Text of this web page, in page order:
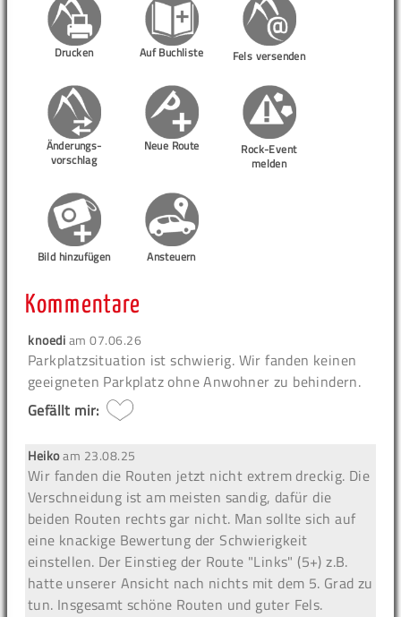
Drucken Auf Buchliste Fels versenden
Änderungs-
vorschlag
Neue Route
Rock-Event
melden
Bild hinzufügen Ansteuern
Kommentare
knoediam07.06.26
Parkplatzsituation ist schwierig. Wir fanden keinen
geeigneten Parkplatz ohne Anwohner zu behindern.
Gefällt mir:
Heikoam 23.08.25
Wir fanden die Routen jetzt nicht extrem dreckig. Die
Verschneidung ist am meisten sandig, dafür die
beiden Routen rechts gar nicht. Man sollte sich auf
eine knackige Bewertung der Schwierigkeit
einstellen. Der Einstieg der Route "Links" (5+) z.B.
hatte unserer Ansicht nach nichts mit dem 5. Grad zu
tun. Insgesamt schöne Routen und guter Fels.